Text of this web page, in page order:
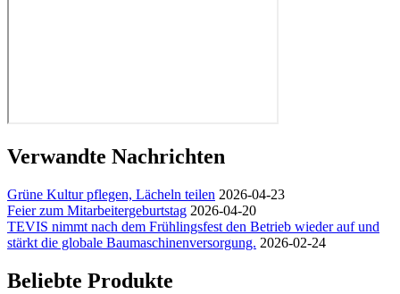
Verwandte Nachrichten
Grüne Kultur pflegen, Lächeln teilen 2026-04-23
Feier zum Mitarbeitergeburtstag 2026-04-20
TEVIS nimmt nach dem Frühlingsfest den Betrieb wieder auf und
stärkt die globale Baumaschinenversorgung. 2026-02-24
Beliebte Produkte